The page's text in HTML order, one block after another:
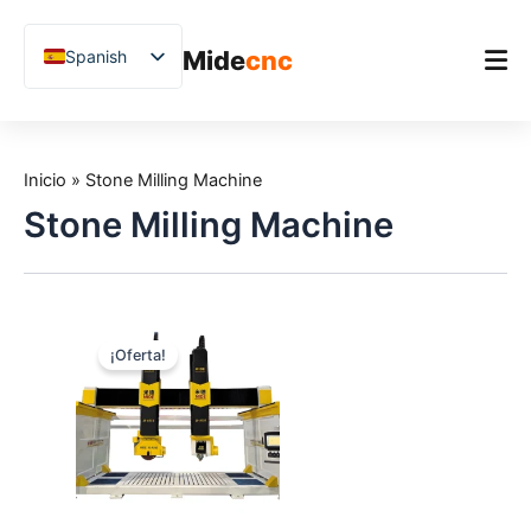
Midecnc
Producto
Aplicaciones
Estudios de caso
Soporte
Spanish
English
Vietnamese
Russian
Uzbek
Polish
Hindi
Inicio » Stone Milling Machine
Stone Milling Machine
¡Oferta!